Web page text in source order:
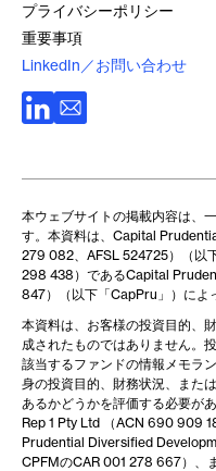
プライバシーポリシー
重要事項
LinkedIn／お問い合わせ
本ウェブサイトの掲載内容は、
す。本資料は、Capital
279 082、AFSL 524725）（以
298 438）であるCapital
847）（以下「CapPru」）によ
本資料は、お客様の投資目的、
成されたものではありません。
該当するファンドの情報メモラ
身の投資目的、財務状況、また
あるかどうかを評価する必要が
Rep 1 Pty Ltd （ACN 690 909
Prudential Diversified
CPFMのCAR 001 278 667）、